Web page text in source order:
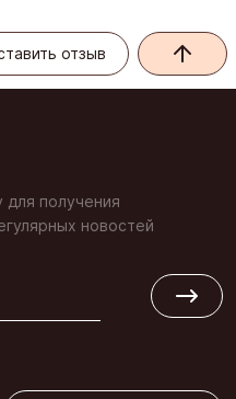
отзыв
для получения
новостей